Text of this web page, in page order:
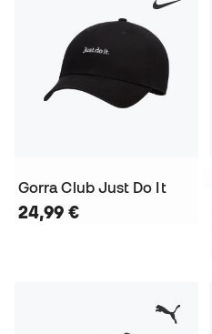
Gorra Club Just Do It
24,99 €